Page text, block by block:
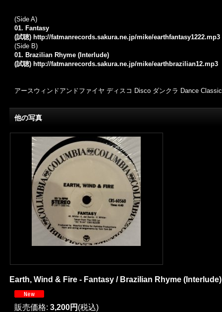
(Side A)
01. Fantasy
(試聴) http://fatmanrecords.sakura.ne.jp/mike/earthfantasy1222.mp3
(Side B)
01. Brazilian Rhyme (Interlude)
(試聴) http://fatmanrecords.sakura.ne.jp/mike/earthbrazilian12.mp3
アースウィンドアンドファイヤ ディスコ Disco ダンクラ Dance
他の写真
Earth, Wind & Fire - Fantasy / Brazilian Rhyme
販売価格: 3,200円 (税込)